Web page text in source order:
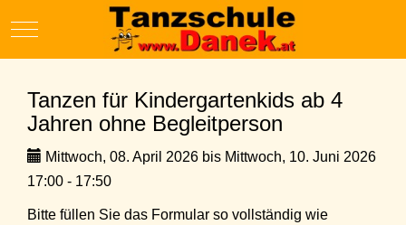
Mobile Menu Toggle
Tanzen für Kindergartenkids ab 4
Jahren ohne Begleitperson
Mittwoch, 08. April 2026 bis Mittwoch, 10. Juni 2026
17:00 - 17:50
Bitte füllen Sie das Formular so vollständig wie